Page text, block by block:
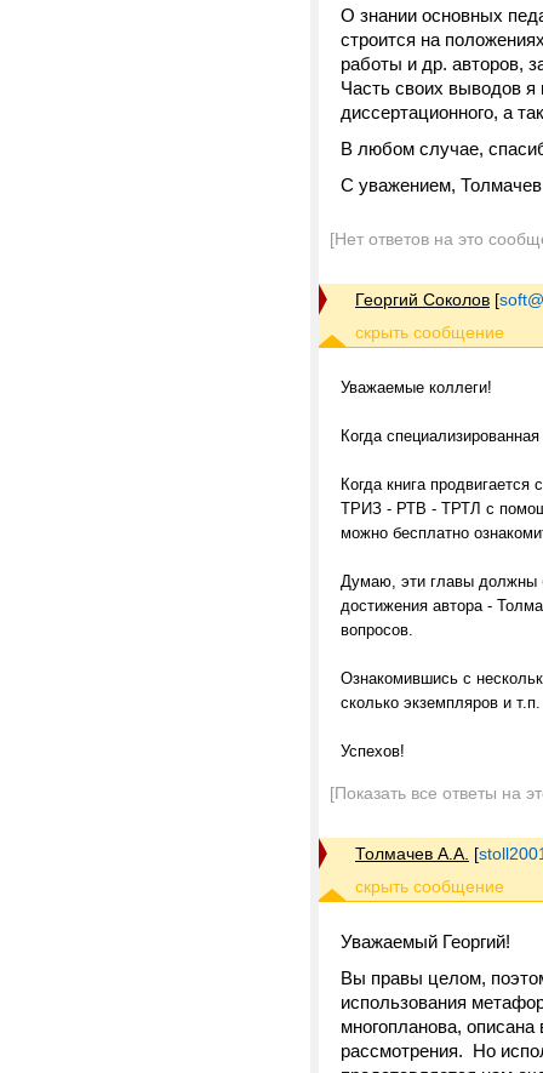
О знании основных
строится на
работы и др. авторов,
Часть своих выводов я
диссертационного, а
В любом случае,
С уважением,
[Нет ответов на это
Георгий Соколов [
Уважаемые коллеги!
Когда
Когда книга
ТРИЗ - РТВ - ТРТЛ с
можно бесплатно
Думаю, эти главы должны
достижения автора -
вопросов.
Ознакомившись с
сколько экземпляров и т.п.
Успехов!
[Показать все ответы на
Толмачев А.А. [
Уважаемый Георгий!
Вы правы целом,
использования
многопланова,
рассмотрения. Но